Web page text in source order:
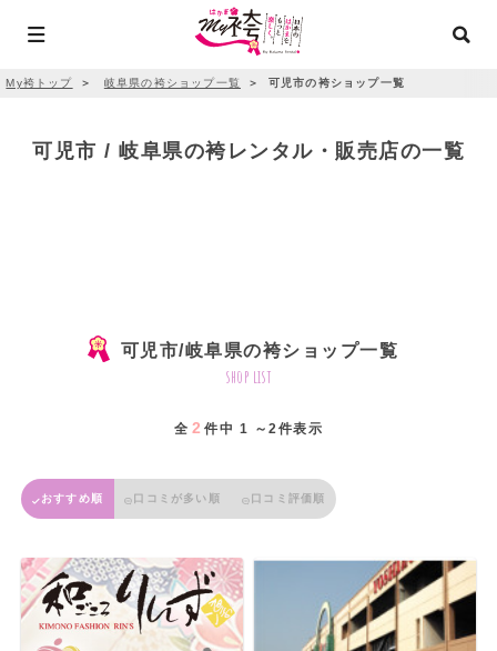
My袴トップ ＞ 岐阜県の袴ショップ一覧 ＞ 可児市の袴ショップ一覧
可児市 / 岐阜県の袴レンタル・販売店の一覧
可児市/岐阜県の袴ショップ一覧
shop list
全 2 件中 1 ～2件表示
おすすめ順 口コミが多い順 口コミ評価順